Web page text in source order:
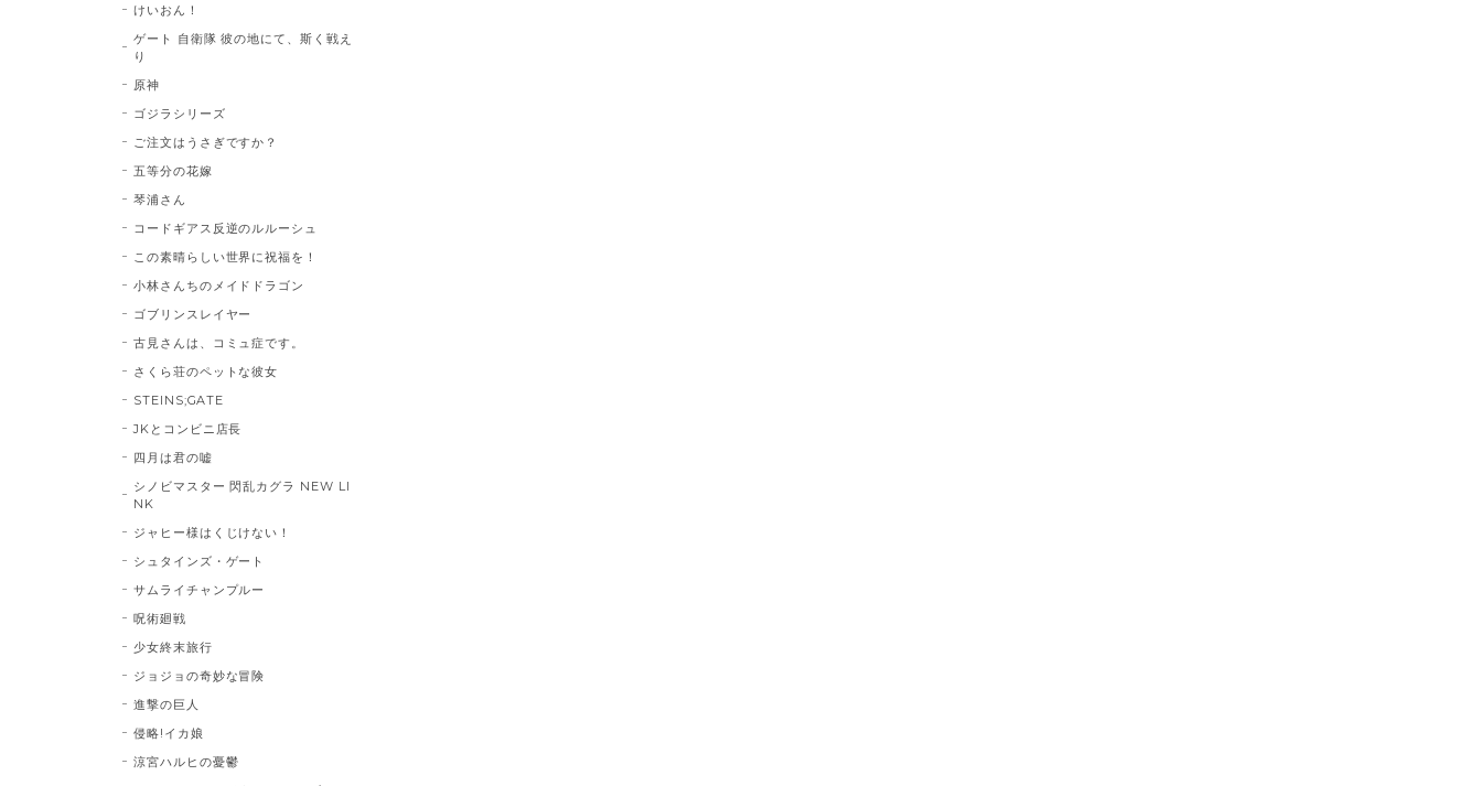
けいおん！
ゲート 自衛隊 彼の地にて、斯く戦え
り
原神
ゴジラシリーズ
ご注文はうさぎですか？
五等分の花嫁
琴浦さん
コードギアス反逆のルルーシュ
この素晴らしい世界に祝福を！
小林さんちのメイドドラゴン
ゴブリンスレイヤー
古見さんは、コミュ症です。
さくら荘のペットな彼女
STEINS;GATE
JKとコンビニ店長
四月は君の嘘
シノビマスター 閃乱カグラ NEW LI
NK
ジャヒー様はくじけない！
シュタインズ・ゲート
サムライチャンプルー
呪術廻戦
少女終末旅行
ジョジョの奇妙な冒険
進撃の巨人
侵略!イカ娘
涼宮ハルヒの憂鬱